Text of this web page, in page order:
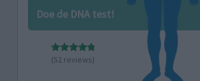
Doe de DNA test!
(52 reviews)